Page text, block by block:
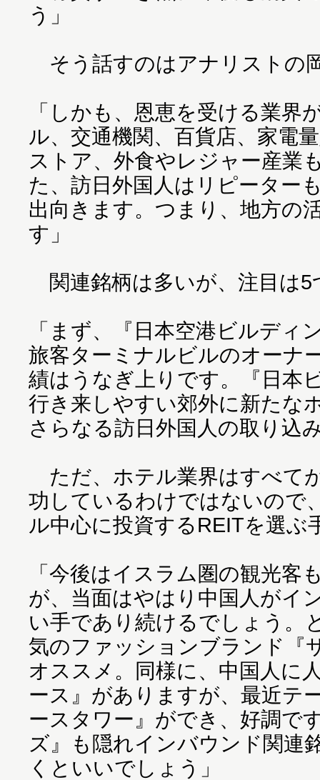
う」
そう話すのはアナリストの
「しかも、恩恵を受ける業界
ル、交通機関、百貨店、家電
ストア、外食やレジャー産業
た、訪日外国人はリピーター
出向きます。つまり、地方の
す」
関連銘柄は多いが、注目は5
「まず、『日本空港ビルディ
旅客ターミナルビルのオーナ
績はうなぎ上りです。『日本
行き来しやすい郊外に新たな
さらなる訪日外国人の取り込
ただ、ホテル業界はすべて
功しているわけではないので
ル中心に投資するREITを選ぶ
「今後はイスラム圏の観光客
が、当面はやはり中国人がイ
い手であり続けるでしょう。
気のファッションブランド『
オススメ。同様に、中国人に
ース』がありますが、最近テ
ースタワー』ができ、好調で
ズ』も隠れインバウンド関連
くといいでしょう」